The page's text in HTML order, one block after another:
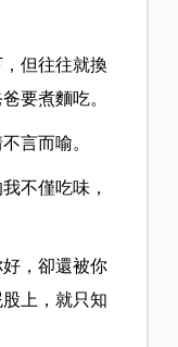
但往往就換
要煮麵吃。
言而喻。
不僅吃味，
，卻還被你
上，就只知